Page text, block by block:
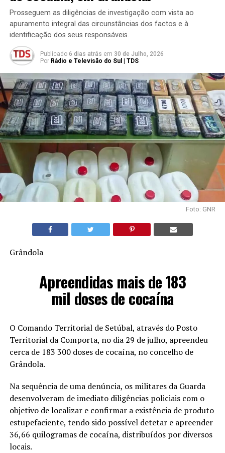
Prosseguem as diligências de investigação com vista ao
apuramento integral das circunstâncias dos factos e à
identificação dos seus responsáveis.
Publicado 6 dias atrás em 30 de Julho, 2026
Por Rádio e Televisão do Sul | TDS
Foto: GNR
Grândola
Apreendidas mais de 183
mil doses de cocaína
O Comando Territorial de Setúbal, através do Posto
Territorial da Comporta, no dia 29 de julho, apreendeu
cerca de 183 300 doses de cocaína, no concelho de
Grândola.
Na sequência de uma denúncia, os militares da Guarda
desenvolveram de imediato diligências policiais com o
objetivo de localizar e confirmar a existência de produto
estupefaciente, tendo sido possível detetar e apreender
36,66 quilogramas de cocaína, distribuídos por diversos
locais.